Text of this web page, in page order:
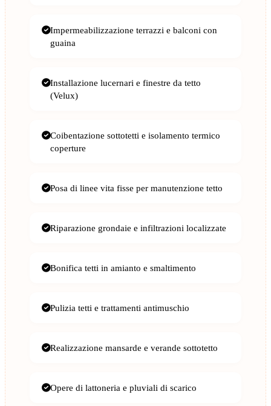
Impermeabilizzazione terrazzi e balconi con
guaina
Installazione lucernari e finestre da tetto
(Velux)
Coibentazione sottotetti e isolamento termico
coperture
Posa di linee vita fisse per manutenzione tetto
Riparazione grondaie e infiltrazioni localizzate
Bonifica tetti in amianto e smaltimento
Pulizia tetti e trattamenti antimuschio
Realizzazione mansarde e verande sottotetto
Opere di lattoneria e pluviali di scarico